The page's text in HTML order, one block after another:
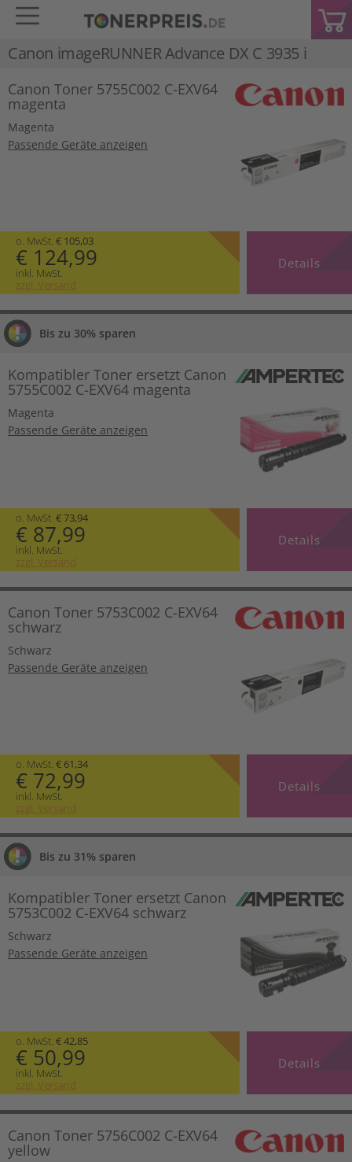
Canon imageRUNNER Advance DX C 3935 i
Canon Toner 5755C002 C-EXV64
magenta
Magenta
Passende Geräte anzeigen
o. MwSt. € 105,03
€ 124,99
inkl. MwSt.
zzgl. Versand
Details
Bis zu 30% sparen
Kompatibler Toner ersetzt Canon
5755C002 C-EXV64 magenta
Magenta
Passende Geräte anzeigen
o. MwSt. € 73,94
€ 87,99
inkl. MwSt.
zzgl. Versand
Details
Canon Toner 5753C002 C-EXV64
schwarz
Schwarz
Passende Geräte anzeigen
o. MwSt. € 61,34
€ 72,99
inkl. MwSt.
zzgl. Versand
Details
Bis zu 31% sparen
Kompatibler Toner ersetzt Canon
5753C002 C-EXV64 schwarz
Schwarz
Passende Geräte anzeigen
o. MwSt. € 42,85
€ 50,99
inkl. MwSt.
zzgl. Versand
Details
Canon Toner 5756C002 C-EXV64
yellow